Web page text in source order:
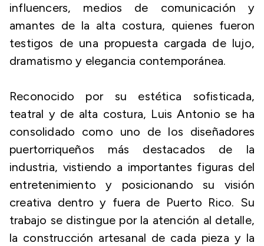
influencers, medios de comunicación y
amantes de la alta costura, quienes fueron
testigos de una propuesta cargada de lujo,
dramatismo y elegancia contemporánea.
Reconocido por su estética sofisticada,
teatral y de alta costura, Luis Antonio se ha
consolidado como uno de los diseñadores
puertorriqueños más destacados de la
industria, vistiendo a importantes figuras del
entretenimiento y posicionando su visión
creativa dentro y fuera de Puerto Rico. Su
trabajo se distingue por la atención al detalle,
la construcción artesanal de cada pieza y la